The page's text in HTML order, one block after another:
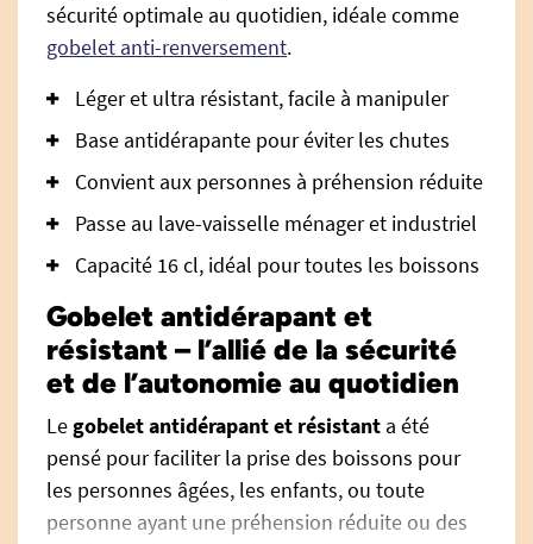
sécurité optimale au quotidien, idéale comme
gobelet anti-renversement.
Léger et ultra résistant, facile à manipuler
Base antidérapante pour éviter les chutes
Convient aux personnes à préhension réduite
Passe au lave-vaisselle ménager et industriel
Capacité 16 cl, idéal pour toutes les boissons
Gobelet antidérapant et
résistant – l’allié de la sécurité
et de l’autonomie au quotidien
Le gobelet antidérapant et résistant a été
pensé pour faciliter la prise des boissons pour
les personnes âgées, les enfants, ou toute
personne ayant une préhension réduite ou des